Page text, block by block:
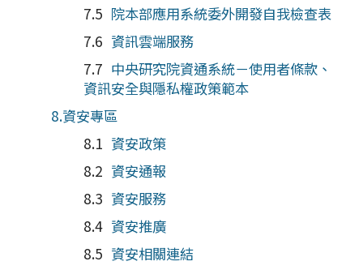
院本部應用系統委外開發自我檢查表
資訊雲端服務
中央研究院資通系統－使用者條款、
資訊安全與隱私權政策範本
資安專區
資安政策
資安通報
資安服務
資安推廣
資安相關連結